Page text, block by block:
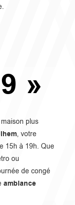
»
plus
, votre
15h à 19h. Que
ou
de congé
ambiance